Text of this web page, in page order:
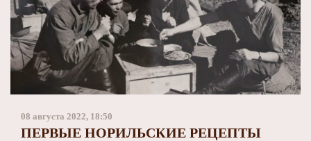
08 августа 2022, 18:50
ПЕРВЫЕ НОРИЛЬСКИЕ РЕЦЕПТЫ